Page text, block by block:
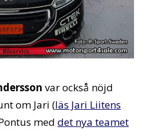
var också nöjd
om Jari (läs Jari Liitens
med det nya teamet